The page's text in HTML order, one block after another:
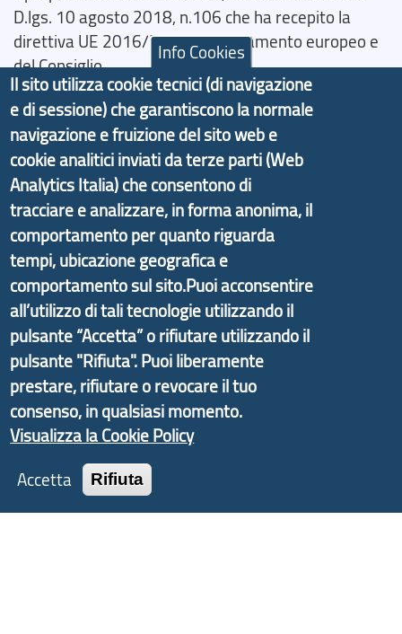
D.lgs. 10 agosto 2018, n.106 che ha recepito la
direttiva UE 2016/2102 del Parlamento europeo e
del Consiglio.
Dichiarazione di Accessibilità
Il progetto Aree Interne
Il portale di marketing territoriale e sviluppo locale
di Genova Città Metropolitana si è sviluppato a
partire dal progetto nazionale Aree Interne
promosso dal Dipartimento per lo Sviluppo
Economico e finalizzato al rilancio socio-economico
delle valli dell’entroterra. In particolare fornisce
informazioni ed aggiornamenti sulla
d'Area Antola-Tigullio, in collaborazione con Regione
Liguria ed ANCI Liguria.
Info Cookies
Il sito utilizza cookie tecnici (di navigazione
e di sessione) che garantiscono la normale
navigazione e fruizione del sito web e
cookie analitici inviati da terze parti (Web
Analytics Italia) che consentono di
tracciare e analizzare, in forma anonima, il
comportamento per quanto riguarda
tempi, ubicazione geografica e
comportamento sul sito.Puoi acconsentire
all’utilizzo di tali tecnologie utilizzando il
pulsante “Accetta” o rifiutare utilizzando il
pulsante "Rifiuta". Puoi liberamente
prestare, rifiutare o revocare il tuo
consenso, in qualsiasi momento.
Visualizza la Cookie Policy
Accetta
Rifiuta